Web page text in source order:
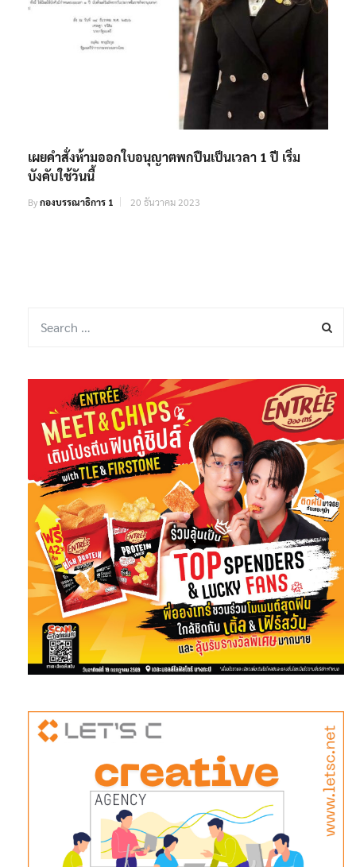
เผยคำสั่งห้ามออกใบอนุญาตพกปืนเป็นเวลา 1 ปี เริ่ม
บังคับใช้วันนี้
Byกองบรรณาธิการ 1 20 ธันวาคม 2023